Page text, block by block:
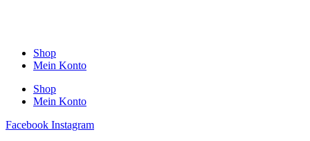
Shop
Mein Konto
Shop
Mein Konto
Facebook Instagram